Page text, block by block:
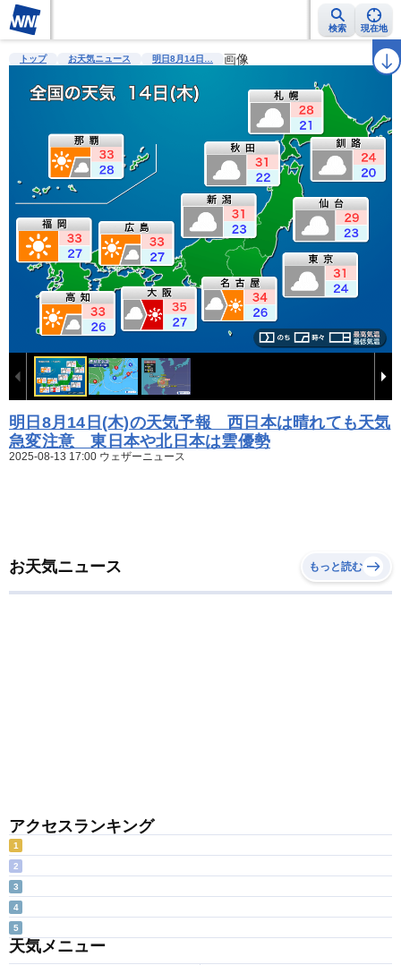
検索 現在地
雨雲レーダー 台風情報 地震情報 警報・注意報 ラ
トップ お天気ニュース 明日8月14日… 画像
明日8月14日(木)の天気予報 西日本は晴れても天気
急変注意 東日本や北日本は雲優勢
2025-08-13 17:00 ウェザーニュース
お天気ニュース もっと読む
アクセスランキング
1
2
3
4
5
天気メニュー